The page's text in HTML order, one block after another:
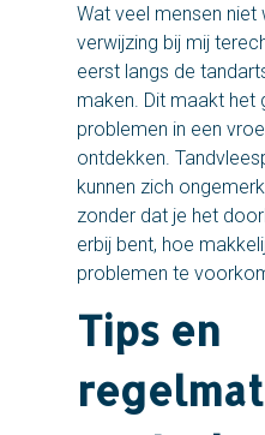
Wat veel mensen niet
verwijzing bij mij
eerst langs de
maken. Dit maakt het
problemen in een
ontdekken.
kunnen zich
zonder dat je het
erbij bent, hoe
problemen te
Tips en